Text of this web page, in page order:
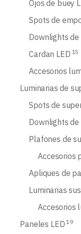
Ojos de buey
Spots de
Downlights
Cardan LED 15
Accesorios
Luminarias de
Spots de
Downlights
Plafones de
Accesorios
Apliques de
Luminarias
Accesorios
Paneles LED 19